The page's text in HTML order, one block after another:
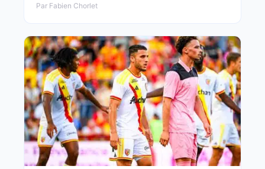
Par Fabien Chorlet